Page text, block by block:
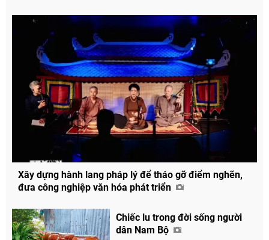
Xây dựng hành lang pháp lý để tháo gỡ điểm nghẽn,
đưa công nghiệp văn hóa phát triển
Chiếc lu trong đời sống người
dân Nam Bộ